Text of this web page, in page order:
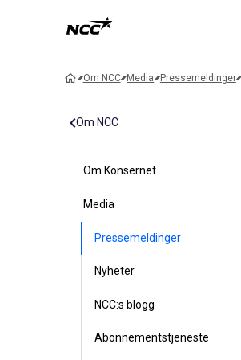
Om NCC Media Pressemeldinger
Om NCC
Om Konsernet
Media
Pressemeldinger
Nyheter
NCC:s blogg
Abonnementstjeneste